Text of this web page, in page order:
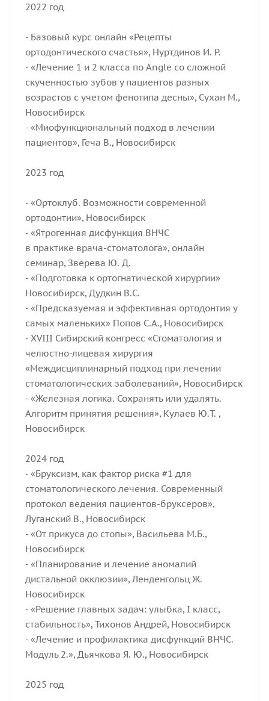
2022 год
- Базовый курс онлайн «Рецепты
ортодонтического счастья», Нуртдинов И. Р.
- «Лечение 1 и 2 класса по Angle со сложной
скученностью зубов у пациентов разных
возрастов с учетом фенотипа десны», Сухан М.,
Новосибирск
- «Миофункциональный подход в лечении
пациентов», Геча В., Новосибирск
2023 год
- «Ортоклуб. Возможности современной
ортодонтии», Новосибирск
- «Ятрогенная дисфункция ВНЧС
в практике врача-стоматолога», онлайн
семинар, Зверева Ю. Д.
- «Подготовка к ортогнатической хирургии»
Новосибирск, Дудкин В.С.
- «Предсказуемая и эффективная ортодонтия у
самых маленьких» Попов С.А., Новосибирск
- XVIII Сибирский конгресс «Стоматология и
челюстно-лицевая хирургия
«Междисциплинарный подход при лечении
стоматологических заболеваний», Новосибирск
- «Железная логика. Сохранять или удалять.
Алгоритм принятия решения», Кулаев Ю.Т. ,
Новосибирск
2024 год
- «Бруксизм, как фактор риска #1 для
стоматологического лечения. Современный
протокол ведения пациентов-бруксеров»,
Луганский В., Новосибирск
- «От прикуса до стопы», Васильева М.Б.,
Новосибирск
- «Планирование и лечение аномалий
дистальной окклюзии», Ленденгольц Ж.
Новосибирск
- «Решение главных задач: улыбка, I класс,
стабильность», Тихонов Андрей, Новосибирск
- «Лечение и профилактика дисфункций ВНЧС.
Модуль 2.», Дьячкова Я. Ю., Новосибирск
2025 год